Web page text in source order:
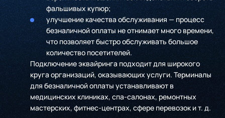
фальшивых купюр;
улучшение качества обслуживания — процесс
безналичной оплаты не отнимает много времени,
что позволяет быстро обслуживать большое
количество посетителей.
Подключение эквайринга подходит для широкого
круга организаций, оказывающих услуги. Терминалы
для безналичной оплаты устанавливают в
медицинских клиниках, спа-салонах, ремонтных
мастерских, фитнес-центрах, сфере перевозок и т. д.